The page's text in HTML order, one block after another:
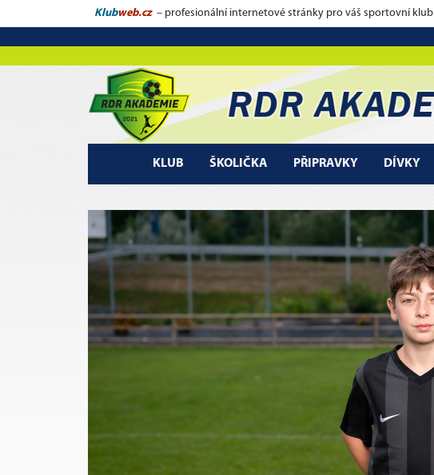
Klubweb.cz – profesionální internetové stránky pro váš sportovní klub
KLUB ŠKOLIČKA PŘIPRAVKY DÍVKY